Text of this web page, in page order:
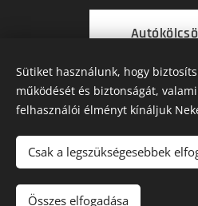
autókölcsönzés
Sütiket használunk, hogy
működését és biztonságát,
felhasználói élményt kínáljuk
Csak a legszükségesebbek
Összes elfogadása